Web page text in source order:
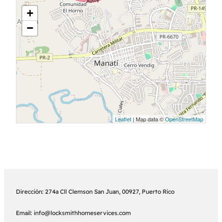
+
−
Leaflet | Map data ©OpenStreetMap
Dirección: 274a Cll Clemson San Juan, 00927, Puerto Rico
Email: info@locksmithhomeservices.com